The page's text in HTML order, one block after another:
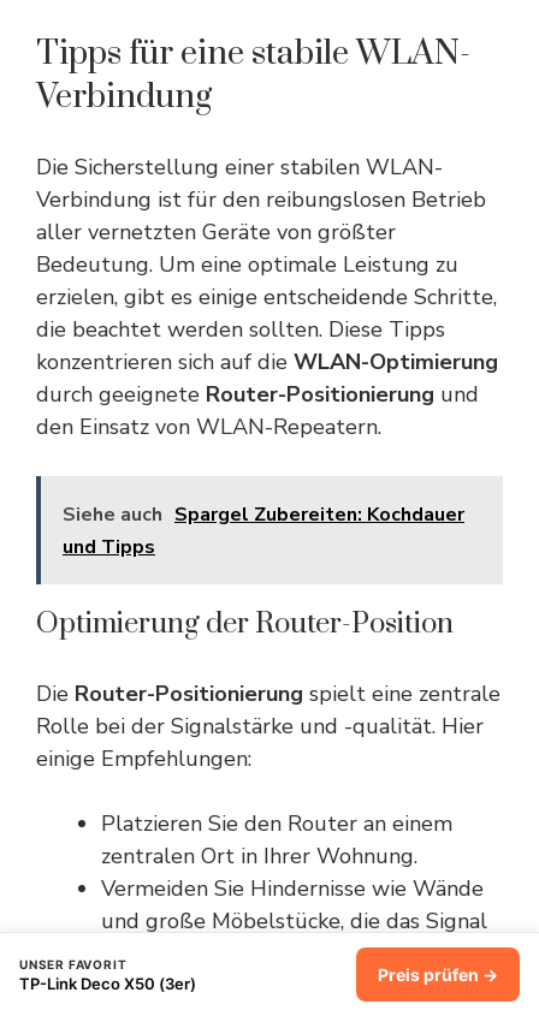
Tipps für eine stabile WLAN-
Verbindung
Die Sicherstellung einer stabilen WLAN-
Verbindung ist für den reibungslosen Betrieb
aller vernetzten Geräte von größter
Bedeutung. Um eine optimale Leistung zu
erzielen, gibt es einige entscheidende Schritte,
die beachtet werden sollten. Diese Tipps
konzentrieren sich auf die WLAN-Optimierung
durch geeignete Router-Positionierung und
den Einsatz von WLAN-Repeatern.
Siehe auch Spargel Zubereiten: Kochdauer
und Tipps
Optimierung der Router-Position
Die Router-Positionierung spielt eine zentrale
Rolle bei der Signalstärke und -qualität. Hier
einige Empfehlungen:
Platzieren Sie den Router an einem
zentralen Ort in Ihrer Wohnung.
Vermeiden Sie Hindernisse wie Wände
und große Möbelstücke, die das Signal
blockieren könnten.
Halten Sie den Router von anderen
UNSER FAVORIT
TP-Link Deco X50 (3er) Preis prüfen →